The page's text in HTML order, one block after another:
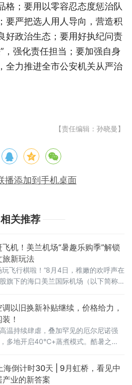
格；要用以零容忍态度惩治队
要严把选人用人导向，营造积
好政治生态；要用好执纪问责
，强化责任担当；要加强自身
全力推进全市公安机关从严治
【责任编辑：孙晓曼】
播添加到手机桌面
相关推荐
机！美兰机场“暑趣乐购季”解锁
旅新玩法
玩飞行棋啦！”8月4日，稚嫩的欢呼声在
旗下的海口美兰国际机场（以下简称
只见一个小男孩兴奋地跳了起来。
调以旧换新补贴继续，价格给力，
！
温持续肆虐，叠加罕见的厄尔尼诺强
多地开启40℃+蒸煮模式。酷暑之
能耗偏高，还存在诸多安全隐患，严
家清凉体验。
海倒计时30天 | 9月虹桥，看见中
产业的新答案